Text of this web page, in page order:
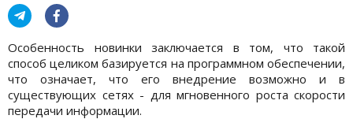
Особенность новинки заключается в том, что такой
способ целиком базируется на программном обеспечении,
что означает, что его внедрение возможно и в
существующих сетях - для мгновенного роста скорости
передачи информации.